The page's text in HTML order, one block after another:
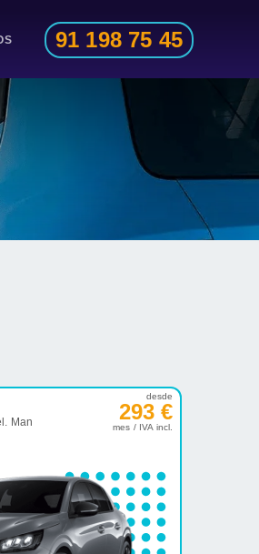
91 198 75 45
Man
desde
293 €
mes / IVA incl.